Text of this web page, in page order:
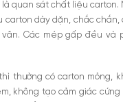
quan sát chất liệu carton.
carton dày dặn, chắc chắn,
Các mép gấp đều và
thường có carton mỏng,
không tạo cảm giác cứng